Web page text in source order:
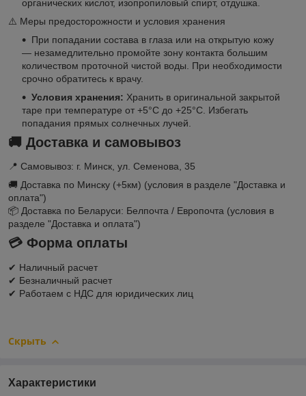
органических кислот, изопропиловый спирт, отдушка.
⚠️ Меры предосторожности и условия хранения
При попадании состава в глаза или на открытую кожу
— незамедлительно промойте зону контакта большим
количеством проточной чистой воды. При необходимости
срочно обратитесь к врачу.
Условия хранения: Хранить в оригинальной закрытой
таре при температуре от +5°C до +25°C. Избегать
попадания прямых солнечных лучей.
🚚 Доставка и самовывоз
📍 Самовывоз: г. Минск, ул. Семенова, 35
🚚 Доставка по Минску (+5км) (условия в разделе "Доставка и
оплата")
📦 Доставка по Беларуси: Белпочта / Европочта (условия в
разделе "Доставка и оплата")
💳 Форма оплаты
✔ Наличный расчет
✔ Безналичный расчет
✔ Работаем с НДС для юридических лиц
Скрыть
Характеристики